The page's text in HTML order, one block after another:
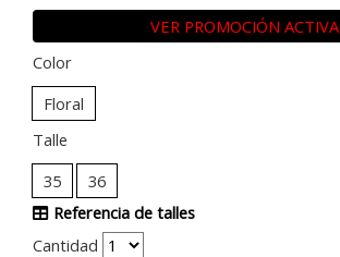
VER PROMOCIÓN ACTIVA
Color
Floral
Talle
35
36
Referencia de talles
Cantidad